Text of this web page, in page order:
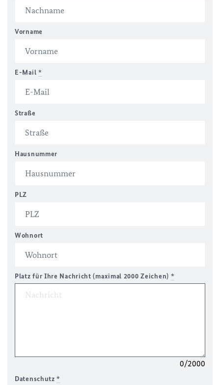
Vorname
E-Mail *
Straße
Hausnummer
PLZ
Wohnort
Platz für Ihre Nachricht (maximal 2000 Zeichen) *
0/2000
Datenschutz*